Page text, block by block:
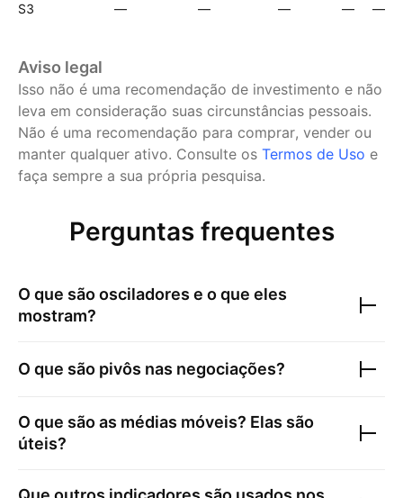
S3 — — — — —
Aviso legal
Isso não é uma recomendação de investimento e não
leva em consideração suas circunstâncias pessoais.
Não é uma recomendação para comprar, vender ou
manter qualquer ativo. Consulte os Termos de Uso e
faça sempre a sua própria pesquisa.
Perguntas frequentes
O que são osciladores e o que eles
mostram?
O que são pivôs nas negociações?
O que são as médias móveis? Elas são
úteis?